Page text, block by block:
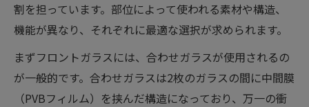
割を担っています。部位によって使われる素材や構造、
機能が異なり、それぞれに最適な選択が求められます。
まずフロントガラスには、合わせガラスが使用されるの
が一般的です。合わせガラスは2枚のガラスの間に中間膜
（PVBフィルム）を挟んだ構造になっており、万一の衝